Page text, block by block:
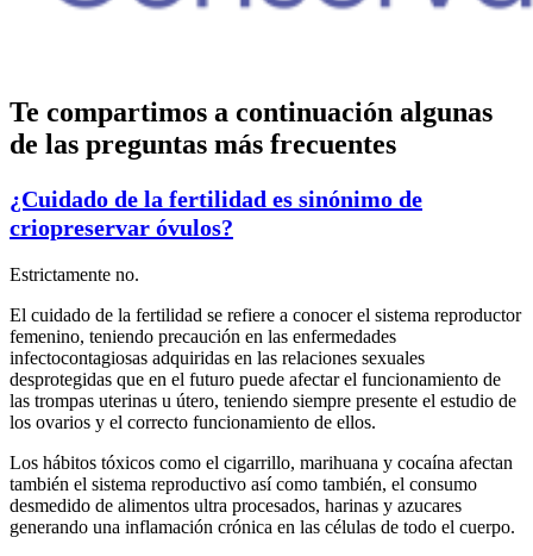
Te compartimos a continuación algunas
de las preguntas más frecuentes
¿Cuidado de la fertilidad es sinónimo de
criopreservar óvulos?
Estrictamente no.
El cuidado de la fertilidad se refiere a conocer el sistema reproductor
femenino, teniendo precaución en las enfermedades
infectocontagiosas adquiridas en las relaciones sexuales
desprotegidas que en el futuro puede afectar el funcionamiento de
las trompas uterinas u útero, teniendo siempre presente el estudio de
los ovarios y el correcto funcionamiento de ellos.
Los hábitos tóxicos como el cigarrillo, marihuana y cocaína afectan
también el sistema reproductivo así como también, el consumo
desmedido de alimentos ultra procesados, harinas y azucares
generando una inflamación crónica en las células de todo el cuerpo.